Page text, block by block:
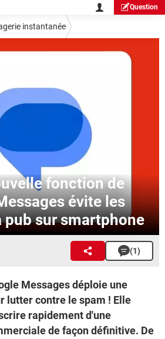
Question
instantanée
fonction de
évite les
pub sur smartphone
(1)
Messages déploie une
lutter contre le spam ! Elle
rapidement d'une
de façon définitive. De